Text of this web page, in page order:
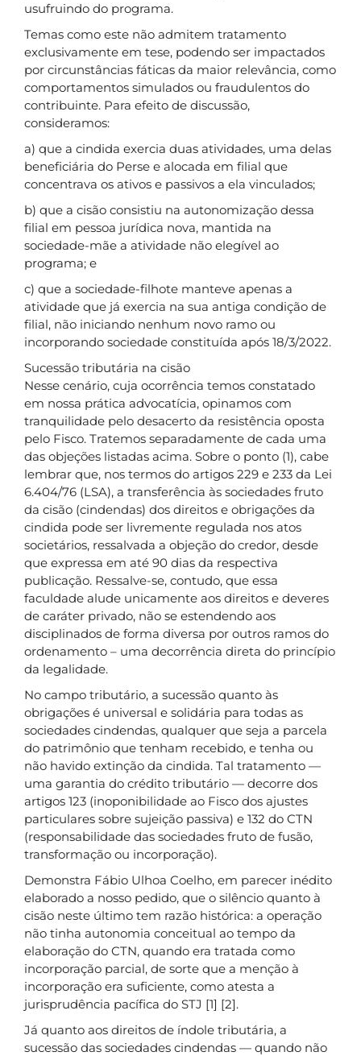
usufruindo do programa.
Temas como este não admitem tratamento
exclusivamente em tese, podendo ser impactados
por circunstâncias fáticas da maior relevância, como
comportamentos simulados ou fraudulentos do
contribuinte. Para efeito de discussão,
consideramos:
a) que a cindida exercia duas atividades, uma delas
beneficiária do Perse e alocada em filial que
concentrava os ativos e passivos a ela vinculados;
b) que a cisão consistiu na autonomização dessa
filial em pessoa jurídica nova, mantida na
sociedade-mãe a atividade não elegível ao
programa; e
c) que a sociedade-filhote manteve apenas a
atividade que já exercia na sua antiga condição de
filial, não iniciando nenhum novo ramo ou
incorporando sociedade constituída após 18/3/2022.
Sucessão tributária na cisão
Nesse cenário, cuja ocorrência temos constatado
em nossa prática advocatícia, opinamos com
tranquilidade pelo desacerto da resistência oposta
pelo Fisco. Tratemos separadamente de cada uma
das objeções listadas acima. Sobre o ponto (1), cabe
lembrar que, nos termos do artigos 229 e 233 da Lei
6.404/76 (LSA), a transferência às sociedades fruto
da cisão (cindendas) dos direitos e obrigações da
cindida pode ser livremente regulada nos atos
societários, ressalvada a objeção do credor, desde
que expressa em até 90 dias da respectiva
publicação. Ressalve-se, contudo, que essa
faculdade alude unicamente aos direitos e deveres
de caráter privado, não se estendendo aos
disciplinados de forma diversa por outros ramos do
ordenamento – uma decorrência direta do princípio
da legalidade.
No campo tributário, a sucessão quanto às
obrigações é universal e solidária para todas as
sociedades cindendas, qualquer que seja a parcela
do patrimônio que tenham recebido, e tenha ou
não havido extinção da cindida. Tal tratamento —
uma garantia do crédito tributário — decorre dos
artigos 123 (inoponibilidade ao Fisco dos ajustes
particulares sobre sujeição passiva) e 132 do CTN
(responsabilidade das sociedades fruto de fusão,
transformação ou incorporação).
Demonstra Fábio Ulhoa Coelho, em parecer inédito
elaborado a nosso pedido, que o silêncio quanto à
cisão neste último tem razão histórica: a operação
não tinha autonomia conceitual ao tempo da
elaboração do CTN, quando era tratada como
incorporação parcial, de sorte que a menção à
incorporação era suficiente, como atesta a
jurisprudência pacífica do STJ [1] [2].
Já quanto aos direitos de índole tributária, a
sucessão das sociedades cindendas — quando não